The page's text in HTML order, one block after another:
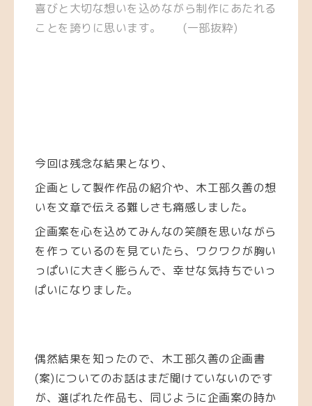
喜びと大切な想いを込めながら制作にあたれる
ことを誇りに思います。 (一部抜粋)
今回は残念な結果となり、
企画として製作作品の紹介や、木工部久善の想
いを文章で伝える難しさも痛感しました。
企画案を心を込めてみんなの笑顔を思いながら
を作っているのを見ていたら、ワクワクが胸い
っぱいに大きく膨らんで、幸せな気持ちでいっ
ぱいになりました。
偶然結果を知ったので、木工部久善の企画書
(案)についてのお話はまだ聞けていないのです
が、選ばれた作品も、同じように企画案の時か